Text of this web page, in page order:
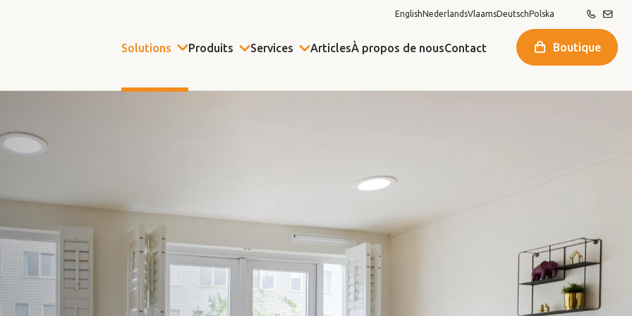
EnglishNederlandsVlaamsDeutschPolska
Solutions Produits Services ArticlesÀ propos de nousContact Boutique